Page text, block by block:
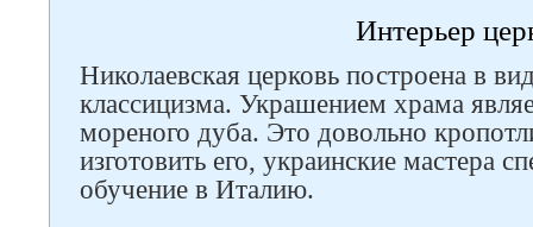
Интерьер
Николаевская церковь построена в
классицизма. Украшением храма
мореного дуба. Это довольно
изготовить его, украинские мастера
обучение в Италию.